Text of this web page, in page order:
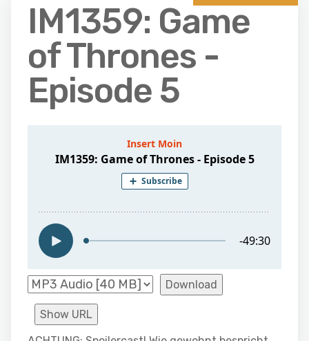
IM1359: Game
of Thrones -
Episode 5
Download
Show URL